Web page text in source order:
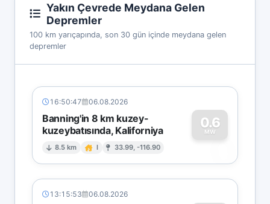
Yakın Çevrede Meydana Gelen
Depremler
100 km yarıçapında, son 30 gün içinde meydana gelen
depremler
16:50:47 06.08.2026
Banning'in 8 km kuzey-
kuzeybatısında, Kaliforniya
8.5 km I 33.99, -116.90
0.6
MW
0
13:15:53 06.08.2026